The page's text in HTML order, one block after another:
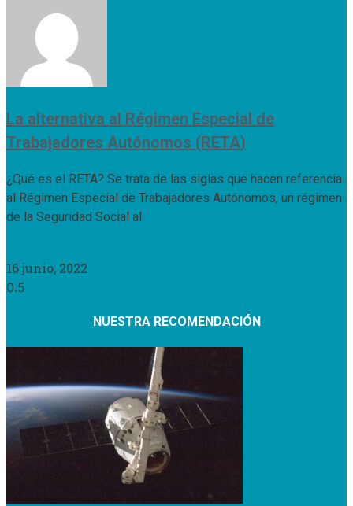
La alternativa al Régimen Especial de
Trabajadores Autónomos (RETA)
¿Qué es el RETA? Se trata de las siglas que hacen referencia
al Régimen Especial de Trabajadores Autónomos, un régimen
de la Seguridad Social al
16 junio, 2022
NUESTRA RECOMENDACIÓN